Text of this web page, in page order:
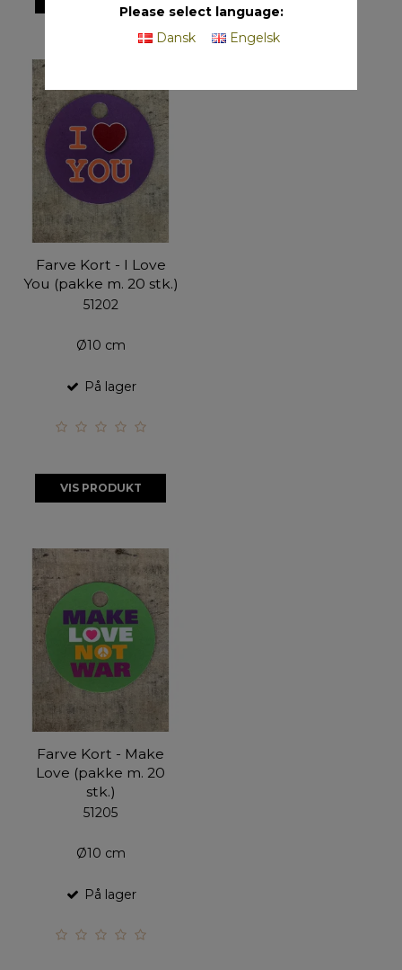
Farve Kort - I Love
You (pakke m. 20 stk.)
51202
Ø10 cm
På lager
VIS PRODUKT
Farve Kort - Make
Love (pakke m. 20
stk.)
51205
Ø10 cm
På lager
Please select language:
Dansk
Engelsk